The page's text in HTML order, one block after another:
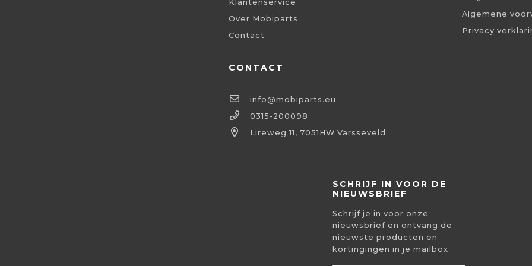
Klantenservice
Over Mobiparts
Contact
CONTACT
info@mobiparts.eu
0315-200098
Lireweg 11, 7051HW Varsseveld
Algemene
Privacy
SCHRIJF IN VOOR DE
NIEUWSBRIEF
Schrijf je in voor onze
nieuwsbrief en ontvang de
nieuwste producten en
kortingingen in je mailbox